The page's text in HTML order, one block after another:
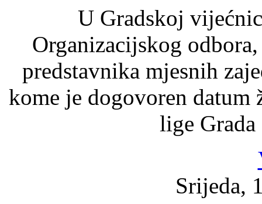
U Gradskoj
Organizacijskog
predstavnika mjesnih
kome je dogovoren datum
lige
Srijeda,